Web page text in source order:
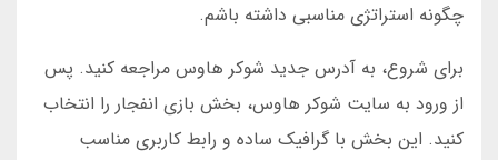
چگونه استراتژی مناسبی داشته باشم.
برای شروع، به آدرس جدید شوکر هاوس مراجعه کنید. پس
از ورود به سایت شوکر هاوس، بخش بازی انفجار را انتخاب
کنید. این بخش با گرافیک ساده و رابط کاربری مناسب